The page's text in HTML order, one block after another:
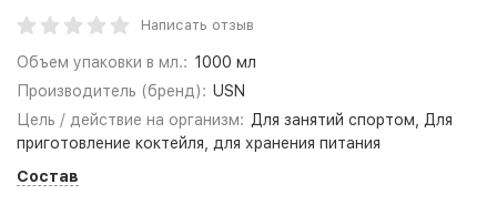
Написать отзыв
Объем упаковки в мл.: 1000 мл
Производитель (бренд): USN
Цель / действие на организм: Для занятий спортом, Для
приготовление коктейля, для хранения питания
Состав